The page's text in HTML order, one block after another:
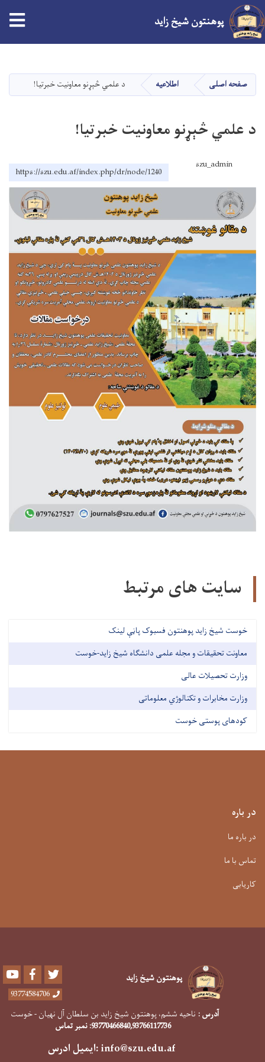
main
content
پوهنتون شیخ زاید
صفحه اصلی اطلاعیه د علمي څېړنو معاونيت خبرتیا!
د علمي څېړنو معاونيت خبرتیا!
szu_admin
https://szu.edu.af/index.php/dr/node/1240
سایت های مرتبط
خوست شیخ زاید پوهنتون فسبوک پاڼې لینک
معاونت تحقیقات و مجله علمی دانشگاه شیخ زاید-خوست
وزارت تحصیلات عالی
وزارت مخابرات و تکنالوژي معلوماتی
کودهای پوستی خوست
در باره
در باره ما
تماس با ما
کاریابی
پوهنتون شیخ زاید Youtube Facebook
93774584706
آدرس : ناحیه ششم، پوهنتون شیخ زاید بن سلطان آل نهیان - خوست
93770466840,93766117736 : نمبر تماس
info@szu.edu.af:ایمیل ادرس